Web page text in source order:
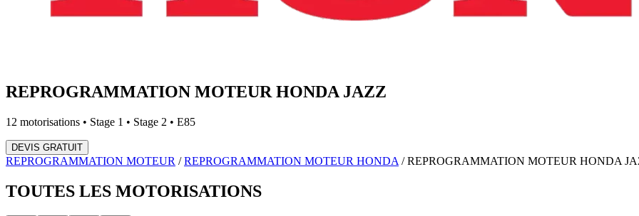
REPROGRAMMATION MOTEUR HONDA JAZZ
12 motorisations • Stage 1 • Stage 2 • E85
DEVIS GRATUIT
REPROGRAMMATION MOTEUR /REPROGRAMMATION MOTEUR HONDA /REPROGRAMMATION MOTEUR HONDA
TOUTES LES MOTORISATIONS